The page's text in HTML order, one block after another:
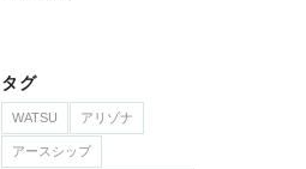
タグ
WATSU アリゾナ
アースシップ